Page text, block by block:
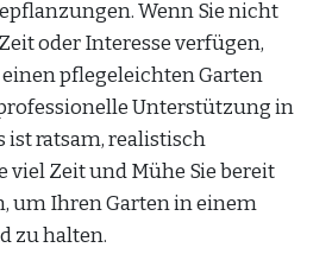
Wenn Sie nicht
oder Interesse verfügen,
pflegeleichten Garten
Unterstützung in
ist ratsam, realistisch
viel Zeit und Mühe Sie bereit
um Ihren Garten in einem
zu halten.